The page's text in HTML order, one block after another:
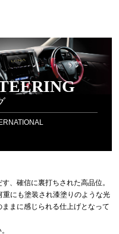
、確信に裏打ちされた高品位。
にも塗装され漆塗りのような光
まに感じられる仕上げとなって